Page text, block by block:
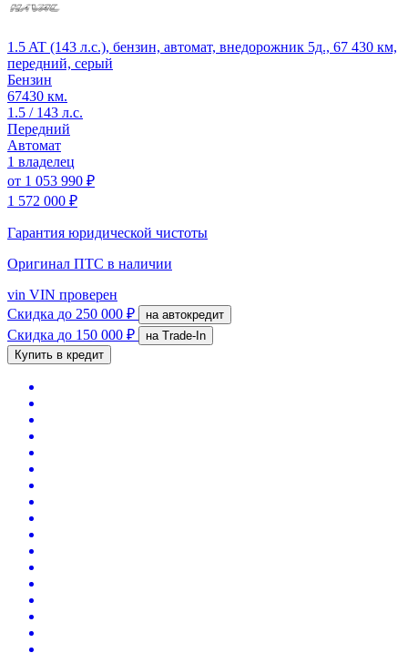
1.5 AT (143 л.с.), бензин, автомат, внедорожник 5д., 67 430 км,
передний, серый
Бензин
67430 км.
1.5 / 143 л.с.
Передний
Автомат
1 владелец
от 1 053 990 ₽
1 572 000 ₽
Гарантия юридической чистоты
Оригинал ПТС в наличии
vin VIN проверен
Скидка до 250 000 ₽ на автокредит
Скидка до 150 000 ₽
на Trade-In
Купить в кредит